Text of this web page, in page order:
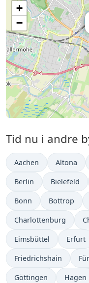
+
−
Tid nu i andre
Aachen Altona
Berlin Bielefeld
Bonn Bottrop
Charlottenburg
Eimsbüttel Erfurt
Friedrichshain
Göttingen Hagen